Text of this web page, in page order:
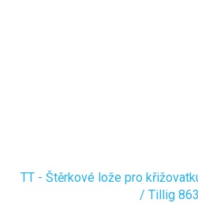
TT - Štěrkové lože pro
/ Tillig